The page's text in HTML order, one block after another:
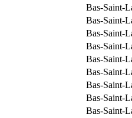
Bas-Saint-
Bas-Saint-
Bas-Saint-
Bas-Saint-
Bas-Saint-
Bas-Saint-
Bas-Saint-
Bas-Saint-
Bas-Saint-